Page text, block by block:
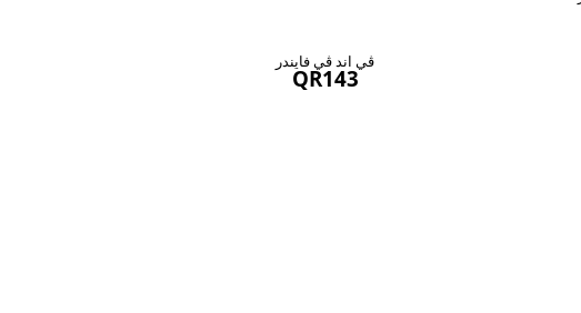
ڤي اند ڤي فايندر
QR143